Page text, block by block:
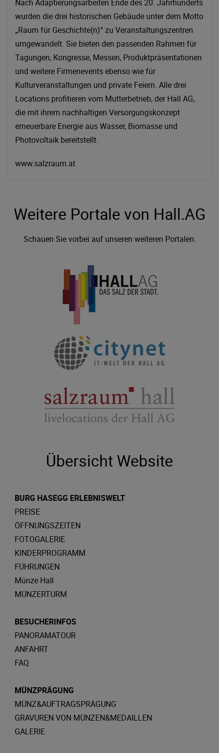
Nach Adaptierungsarbeiten Ende des 20. Jahrhunderts
wurden die drei historischen Gebäude unter dem Motto
„Raum für Geschichte(n)“ zu Veranstaltungszentren
umgewandelt. Sie bieten den passenden Rahmen für
Tagungen, Kongresse, Messen, Produktpräsentationen
und weitere Firmenevents ebenso wie für
Kulturveranstaltungen und private Feiern. Alle drei
Locations profitieren vom Mutterbetrieb, der Hall AG,
die mit ihrem nachhaltigen Versorgungskonzept
erneuerbare Energie aus Wasser, Biomasse und
Photovoltaik bereitstellt.
www.salzraum.at
Weitere Portale von Hall.AG
Schauen Sie vorbei auf unseren weiteren Portalen.
Übersicht Website
BURG HASEGG ERLEBNISWELT
PREISE
ÖFFNUNGSZEITEN
FOTOGALERIE
KINDERPROGRAMM
FÜHRUNGEN
Münze Hall
MÜNZERTURM
BESUCHERINFOS
PANORAMATOUR
ANFAHRT
FAQ
MÜNZPRÄGUNG
MÜNZ&AUFTRAGSPRÄGUNG
GRAVUREN VON MÜNZEN&MEDAILLEN
GALERIE